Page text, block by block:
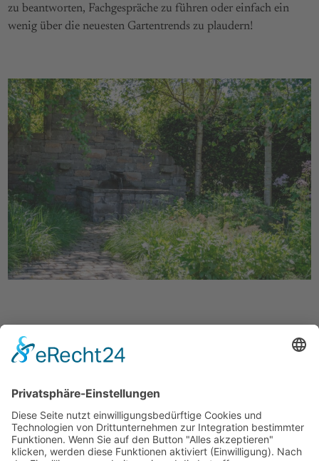
zu beantworten, Fachgespräche zu führen oder einfach ein
wenig über die neuesten Gartentrends zu plaudern!
Zurück zur Übersicht